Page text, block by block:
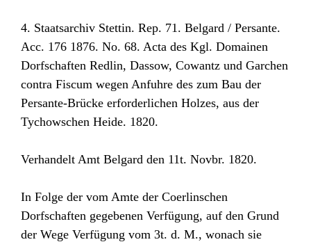
4. Staatsarchiv Stettin. Rep. 71. Belgard / Persante.
Acc. 176 1876. No. 68. Acta des Kgl. Domainen
Dorfschaften Redlin, Dassow, Cowantz und Garchen
contra Fiscum wegen Anfuhre des zum Bau der
Persante-Brücke erforderlichen Holzes, aus der
Tychowschen Heide. 1820.
Verhandelt Amt Belgard den 11t. Novbr. 1820.
In Folge der vom Amte der Coerlinschen
Dorfschaften gegebenen Verfügung, auf den Grund
der Wege Verfügung vom 3t. d. M., wonach sie